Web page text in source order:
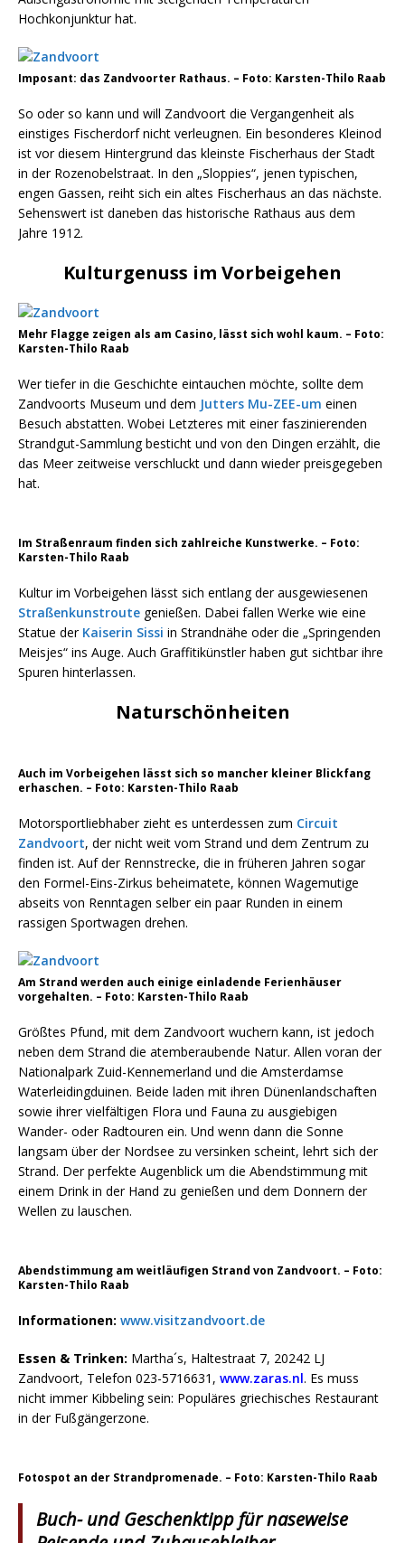
Hochkonjunktur hat.
Imposant: das Zandvoorter Rathaus. – Foto: Karsten-Thilo Raab
So oder so kann und will Zandvoort die Vergangenheit als
einstiges Fischerdorf nicht verleugnen. Ein besonderes Kleinod
ist vor diesem Hintergrund das kleinste Fischerhaus der Stadt
in der Rozenobelstraat. In den „Sloppies“, jenen typischen,
engen Gassen, reiht sich ein altes Fischerhaus an das nächste.
Sehenswert ist daneben das historische Rathaus aus dem
Jahre 1912.
Kulturgenuss im Vorbeigehen
Mehr Flagge zeigen als am Casino, lässt sich wohl kaum. – Foto:
Karsten-Thilo Raab
Wer tiefer in die Geschichte eintauchen möchte, sollte dem
Zandvoorts Museum und dem Jutters Mu-ZEE-um einen
Besuch abstatten. Wobei Letzteres mit einer faszinierenden
Strandgut-Sammlung besticht und von den Dingen erzählt, die
das Meer zeitweise verschluckt und dann wieder preisgegeben
hat.
Im Straßenraum finden sich zahlreiche Kunstwerke. – Foto:
Karsten-Thilo Raab
Kultur im Vorbeigehen lässt sich entlang der ausgewiesenen
Straßenkunstroute genießen. Dabei fallen Werke wie eine
Statue der Kaiserin Sissi in Strandnähe oder die „Springenden
Meisjes“ ins Auge. Auch Graffitikünstler haben gut sichtbar ihre
Spuren hinterlassen.
Naturschönheiten
Auch im Vorbeigehen lässt sich so mancher kleiner Blickfang
erhaschen. – Foto: Karsten-Thilo Raab
Motorsportliebhaber zieht es unterdessen zum Circuit
Zandvoort, der nicht weit vom Strand und dem Zentrum zu
finden ist. Auf der Rennstrecke, die in früheren Jahren sogar
den Formel-Eins-Zirkus beheimatete, können Wagemutige
abseits von Renntagen selber ein paar Runden in einem
rassigen Sportwagen drehen.
Am Strand werden auch einige einladende Ferienhäuser
vorgehalten. – Foto: Karsten-Thilo Raab
Größtes Pfund, mit dem Zandvoort wuchern kann, ist jedoch
neben dem Strand die atemberaubende Natur. Allen voran der
Nationalpark Zuid-Kennemerland und die Amsterdamse
Waterleidingduinen. Beide laden mit ihren Dünenlandschaften
sowie ihrer vielfältigen Flora und Fauna zu ausgiebigen
Wander- oder Radtouren ein. Und wenn dann die Sonne
langsam über der Nordsee zu versinken scheint, lehrt sich der
Strand. Der perfekte Augenblick um die Abendstimmung mit
einem Drink in der Hand zu genießen und dem Donnern der
Wellen zu lauschen.
Abendstimmung am weitläufigen Strand von Zandvoort. – Foto:
Karsten-Thilo Raab
Informationen: www.visitzandvoort.de
Essen & Trinken: Martha´s, Haltestraat 7, 20242 LJ
Zandvoort, Telefon 023-5716631, www.zaras.nl. Es muss
nicht immer Kibbeling sein: Populäres griechisches Restaurant
in der Fußgängerzone.
Fotospot an der Strandpromenade. – Foto: Karsten-Thilo Raab
Buch- und Geschenktipp für naseweise